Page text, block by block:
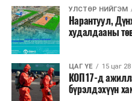
УЛСТӨР НИЙГЭМ
Нарантуул,
худалдааны
ЦАГ ҮЕ 15 цаг
КОП17-д
бүрэлдэхүүн